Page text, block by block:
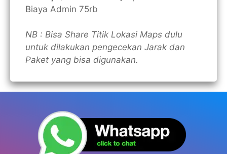
Biaya Admin 75rb
NB : Bisa Share Titik Lokasi Maps dulu
untuk dilakukan pengecekan Jarak dan
Paket yang bisa digunakan.